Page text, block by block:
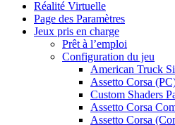
Réalité Virtuelle
Page des Paramètres
Jeux pris en charge
Prêt à l’emploi
Configuration du jeu
American Truck
Assetto Corsa
Custom Shaders
Assetto Corsa
Assetto Corsa